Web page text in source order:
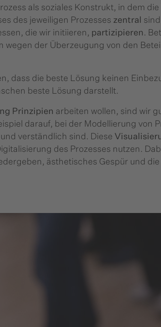
als soziales Konstrukt, in dem die
des jeweiligen Prozesses zentral
die wir initiieren, partizipieren .
der Überzeugung von den
dass die beste Lösung keinen
beste Lösung darstellt.
Prinzipien arbeiten wollen, sind wir
darauf, bei der Modellierung von
verständlich sind. Diese
des Prozesses nutzen.
ästhetisches Gespür und